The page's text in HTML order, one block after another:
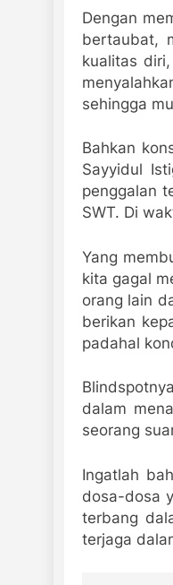
Dengan
bertaubat,
kualitas
sehingga
Bahkan
Sayyidul
penggalan
SWT. Di
Yang
kita gagal
orang lain
berikan
padahal
dalam
seorang
Ingatlah
dosa-dosa
terbang
terjaga